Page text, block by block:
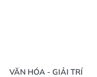
VĂN HÓA - GIẢI TRÍ